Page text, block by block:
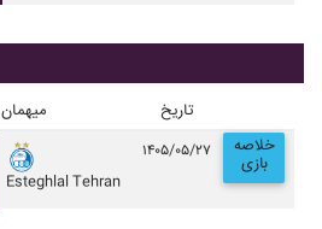
میهمان تاریخ
Esteghlal Tehran
۱۴۰۵/۰۵/۲۷ خلاصه
بازی